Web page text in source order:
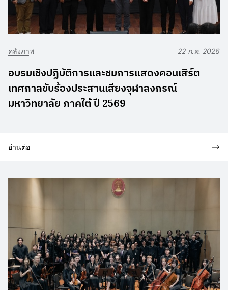
คลังภาพ 22 ก.ค. 2026
อบรมเชิงปฏิบัติการและชมการแสดงคอนเสิร์ต
เทศกาลขับร้องประสานเสียงจุฬาลงกรณ์
มหาวิทยาลัย ภาคใต้ ปี 2569
อ่านต่อ